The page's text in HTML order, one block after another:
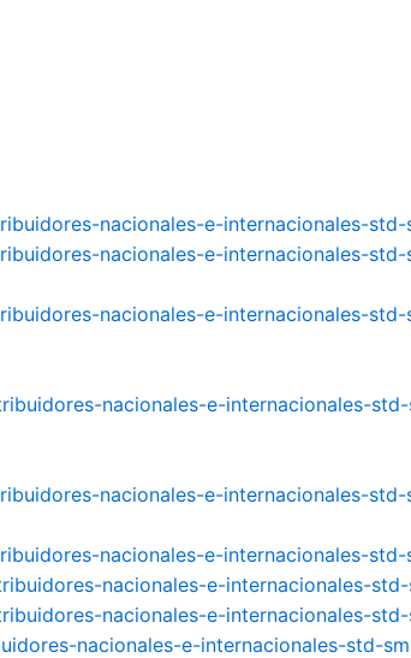
nacionales-e-internacionales-
nacionales-e-internacionales-
nacionales-e-internacionales-
nacionales-e-internacionales-
nacionales-e-internacionales-
nacionales-e-internacionales-
nacionales-e-internacionales-
nacionales-e-internacionales-
nacionales-e-internacionales-std-